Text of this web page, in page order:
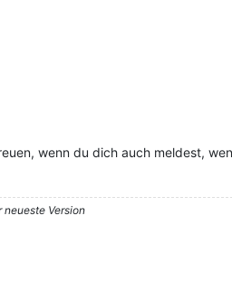
wenn du dich auch meldest,
neueste Version